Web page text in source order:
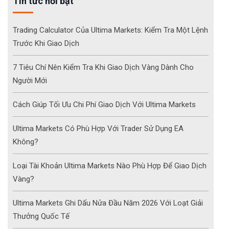
Trading Calculator Của Ultima Markets: Kiểm Tra Một Lệnh
Trước Khi Giao Dịch
7 Tiêu Chí Nên Kiểm Tra Khi Giao Dịch Vàng Dành Cho
Người Mới
Cách Giúp Tối Ưu Chi Phí Giao Dịch Với Ultima Markets
Ultima Markets Có Phù Hợp Với Trader Sử Dụng EA
Không?
Loại Tài Khoản Ultima Markets Nào Phù Hợp Để Giao Dịch
Vàng?
Ultima Markets Ghi Dấu Nửa Đầu Năm 2026 Với Loạt Giải
Thưởng Quốc Tế